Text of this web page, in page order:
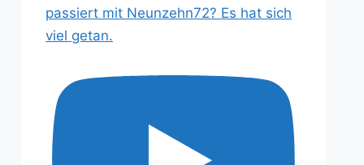
passiert mit Neunzehn72? Es hat sich
viel getan.